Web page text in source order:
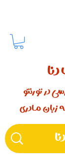
در تورنتو
زبان مـادری